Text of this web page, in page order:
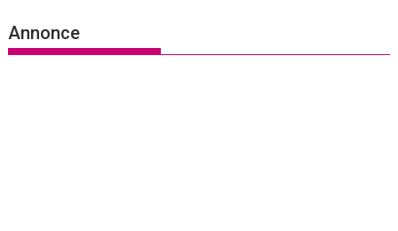
Annonce